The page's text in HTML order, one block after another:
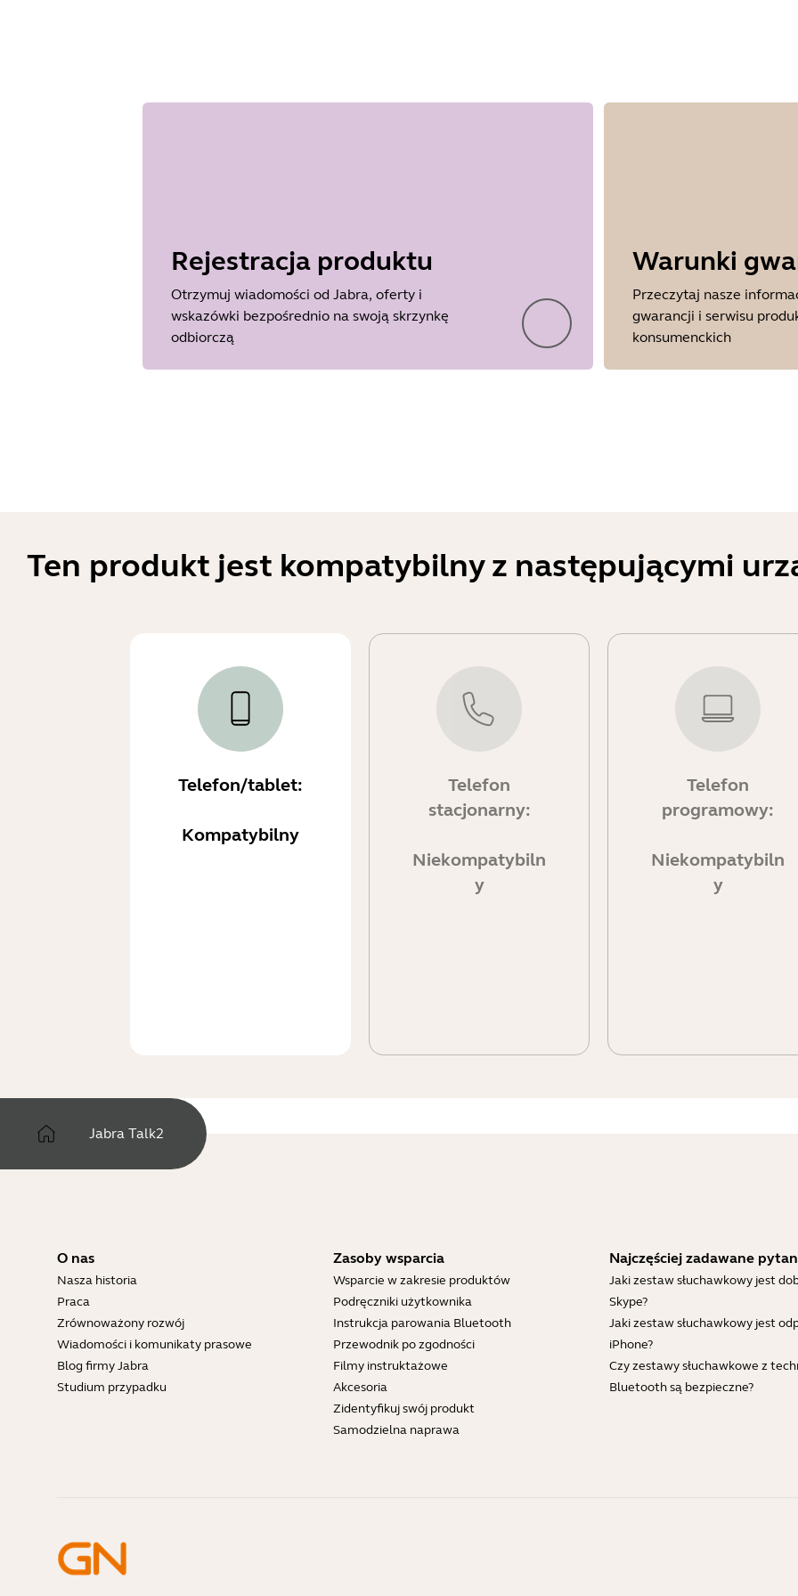
Rejestracja produktu
Otrzymuj wiadomości od Jabra, oferty i
wskazówki bezpośrednio na swoją skrzynkę
odbiorczą
Warunki
Przeczytaj nasze
gwarancji i serwisu
konsumenckich
Ten produkt jest kompatybilny z następującymi
Telefon/tablet:
Kompatybilny
Telefon
stacjonarny:
Niekompatybiln
y
Telefon
programowy:
Niekompatybiln
y
Jabra Talk2
O nas
Nasza historia
Praca
Zrównoważony rozwój
Wiadomości i komunikaty prasowe
Blog firmy Jabra
Studium przypadku
Zasoby wsparcia
Wsparcie w zakresie produktów
Podręczniki użytkownika
Instrukcja parowania Bluetooth
Przewodnik po zgodności
Filmy instruktażowe
Akcesoria
Zidentyfikuj swój produkt
Samodzielna naprawa
Najczęściej zadawane
Jaki zestaw słuchawkowy jest
Skype?
Jaki zestaw słuchawkowy jest
iPhone?
Czy zestawy słuchawkowe z
Bluetooth są bezpieczne?